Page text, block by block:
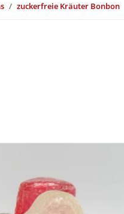
zuckerfreie Kräuter Bonbon